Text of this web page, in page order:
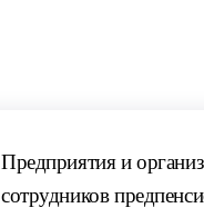
Предприятия и
сотрудников